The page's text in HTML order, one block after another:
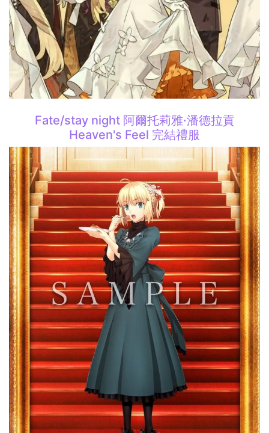
Fate/stay night 阿爾托莉雅·潘德拉貢
Heaven's Feel 完結禮服